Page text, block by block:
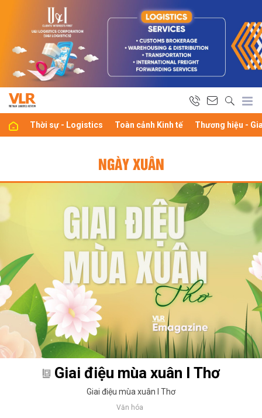
Thời sự - Logistics Toàn cảnh Kinh tế Thương hiệu -
NGÀY XUÂN
Giai điệu mùa xuân I Thơ
Giai điệu mùa xuân I Thơ
Văn hóa